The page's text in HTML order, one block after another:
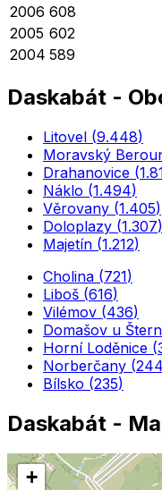
2006 608
2005 602
2004 589
Daskabát -
Litovel (9.448)
Moravský
Drahanovice (
Náklo (1.494)
Věrovany (1.405)
Doloplazy (1.307)
Majetín (1.212)
Cholina (721)
Liboš (616)
Vilémov (436)
Domašov u
Horní Loděnice (
Norberčany (244
Bílsko (235)
Daskabát -
+